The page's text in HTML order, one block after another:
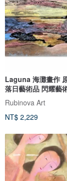
Laguna 海灘畫作
落日藝術品 閃耀藝
Rubinova Art
NT$ 2,229